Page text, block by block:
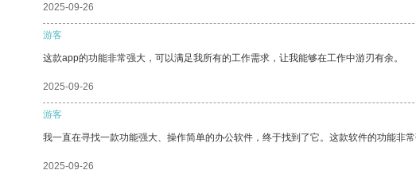
2025-09-26
游客
这款app的功能非常强大，可以满足我所有的工作需求，让我能够在工作中游刃有余。
2025-09-26
游客
我一直在寻找一款功能强大、操作简单的办公软件，终于找到了它。这款软件的功能非
2025-09-26